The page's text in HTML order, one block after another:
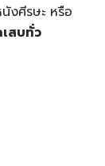
งศีรษะ หรือ
สบทั่ว